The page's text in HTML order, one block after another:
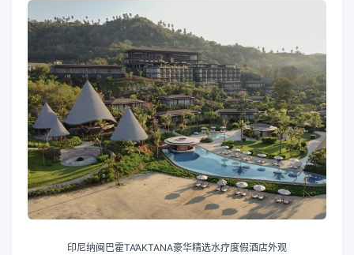
印尼纳闽巴霍TA’AKTANA豪华精选水疗度假酒店外观